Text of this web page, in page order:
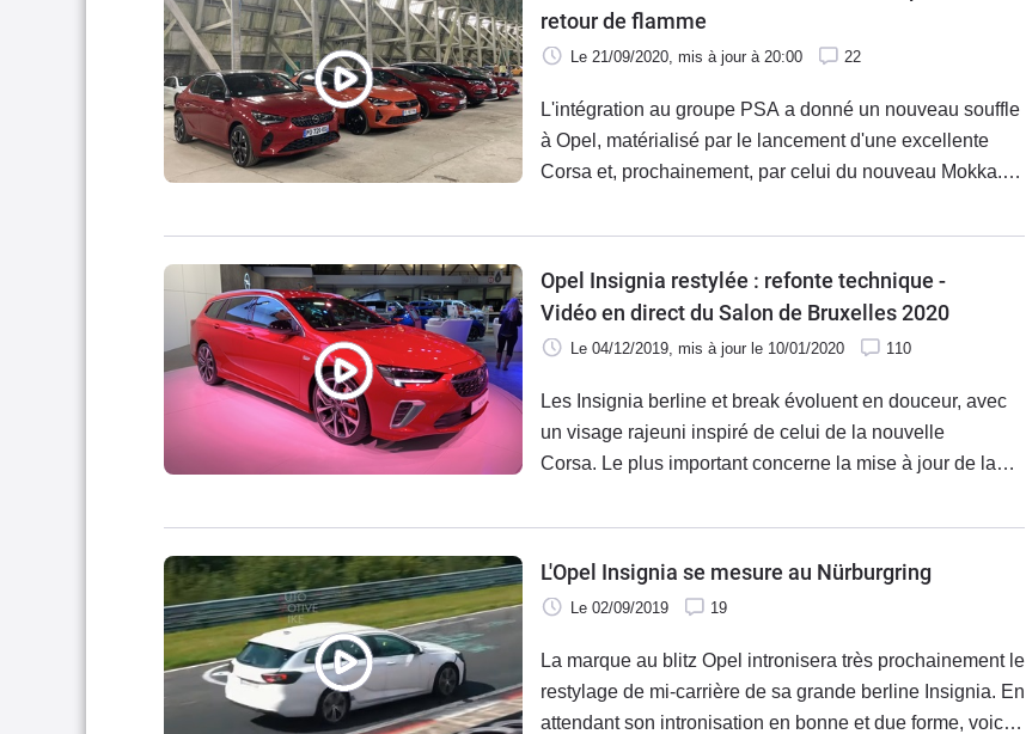
retour de flamme
Le 21/09/2020, mis à jour à 20:00 22
L'intégration au groupe PSA a donné un nouveau souffle
à Opel, matérialisé par le lancement d'une excellente
Corsa et, prochainement, par celui du nouveau Mokka.
du premier salon Caradisiac, de la nouvelle Corsa
Opel Insignia restylée : refonte technique -
Vidéo en direct du Salon de Bruxelles 2020
Le 04/12/2019, mis à jour le 10/01/2020 110
Les Insignia berline et break évoluent en douceur, avec
un visage rajeuni inspiré de celui de la nouvelle
Corsa. Le plus important concerne la mise à jour de la
L'Opel Insignia se mesure au Nürburgring
Le 02/09/2019 19
La marque au blitz Opel intronisera très prochainement le
restylage de mi-carrière de sa grande berline Insignia. En
attendant son intronisation en bonne et due forme, voici